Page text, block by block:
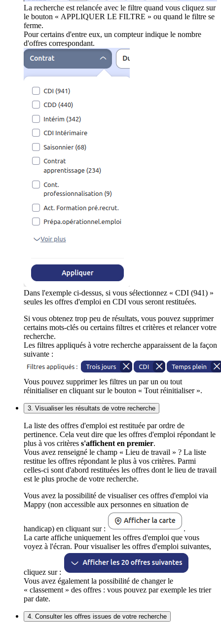
La recherche est relancée avec le filtre quand vous cliquez sur
le bouton « APPLIQUER LE FILTRE » ou quand le filtre se
ferme.
Pour certains d'entre eux, un compteur indique le nombre
d'offres correspondant.
Dans l'exemple ci-dessus, si vous sélectionnez « CDI (941) »
seules les offres d'emploi en CDI vous seront restituées.
Si vous obtenez trop peu de résultats, vous pouvez supprimer
certains mots-clés ou certains filtres et critères et relancer votre
recherche.
Les filtres appliqués à votre recherche apparaissent de la façon
suivante :
Vous pouvez supprimer les filtres un par un ou tout
réinitialiser en cliquant sur le bouton « Tout réinitialiser ».
3. Visualiser les résultats de votre recherche
La liste des offres d'emploi est restituée par ordre de
pertinence. Cela veut dire que les offres d'emploi répondant le
plus à vos critères s'affichent en premier.
Vous avez renseigné le champ « Lieu de travail » ? La liste
restitue les offres répondant le plus à vos critères. Parmi
celles-ci sont d'abord restituées les offres dont le lieu de travail
est le plus proche de votre recherche.
Vous avez la possibilité de visualiser ces offres d'emploi via
Mappy (non accessible aux personnes en situation de
handicap) en cliquant sur :
.
La carte affiche uniquement les offres d'emploi que vous
voyez à l'écran. Pour visualiser les offres d'emploi suivantes,
cliquez sur :
Vous avez également la possibilité de changer le
« classement » des offres : vous pouvez par exemple les trier
par date.
4. Consulter les offres issues de votre recherche